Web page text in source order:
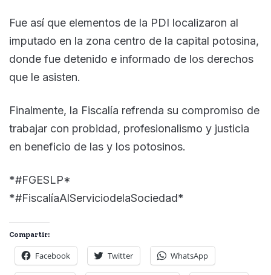
Fue así que elementos de la PDI localizaron al
imputado en la zona centro de la capital potosina,
donde fue detenido e informado de los derechos
que le asisten.
Finalmente, la Fiscalía refrenda su compromiso de
trabajar con probidad, profesionalismo y justicia
en beneficio de las y los potosinos.
*#FGESLP*
*#FiscalíaAlServiciodelaSociedad*
Compartir:
Facebook Twitter WhatsApp